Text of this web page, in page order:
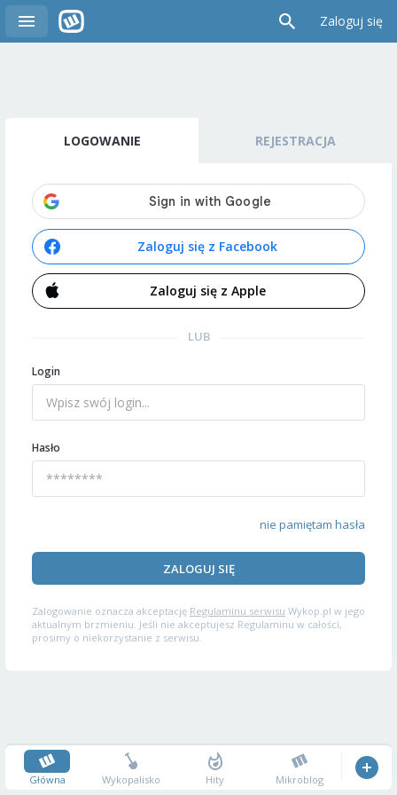
Zaloguj się
LOGOWANIE REJESTRACJA
Zaloguj się z Facebook
Zaloguj się z Apple
LUB
Login
Hasło
nie pamiętam hasła
ZALOGUJ SIĘ
Zalogowanie oznacza akceptację Regulaminu serwisu Wykop.pl w jego
aktualnym brzmieniu. Jeśli nie akceptujesz Regulaminu w całości,
prosimy o niekorzystanie z serwisu.
Główna Wykopalisko Hity Mikroblog